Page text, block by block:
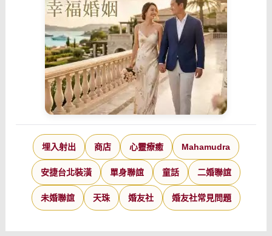
埋入射出 商店 心靈療癒 Mahamudra
安捷台北裝潢 單身聯誼 童話 二婚聯誼
未婚聯誼 天珠 婚友社 婚友社常見問題